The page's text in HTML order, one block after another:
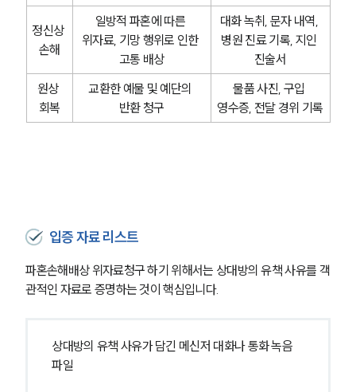
정신상
손해
일방적 파혼에 따른
위자료, 기망 행위로 인한
고통 배상
대화 녹취, 문자 내역,
병원 진료 기록, 지인
진술서
원상
회복
교환한 예물 및 예단의
반환 청구
물품 사진, 구입
영수증, 전달 경위 기록
입증 자료 리스트
파혼손해배상 위자료청구 하기 위해서는 상대방의 유책 사유를 객
관적인 자료로 증명하는 것이 핵심입니다.
상대방의 유책 사유가 담긴 메신저 대화나 통화 녹음
파일